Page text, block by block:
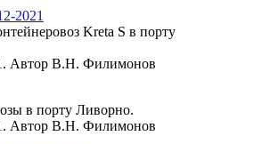
Kreta S в порту
Автор В.Н. Филимонов
в порту Ливорно.
Автор В.Н. Филимонов